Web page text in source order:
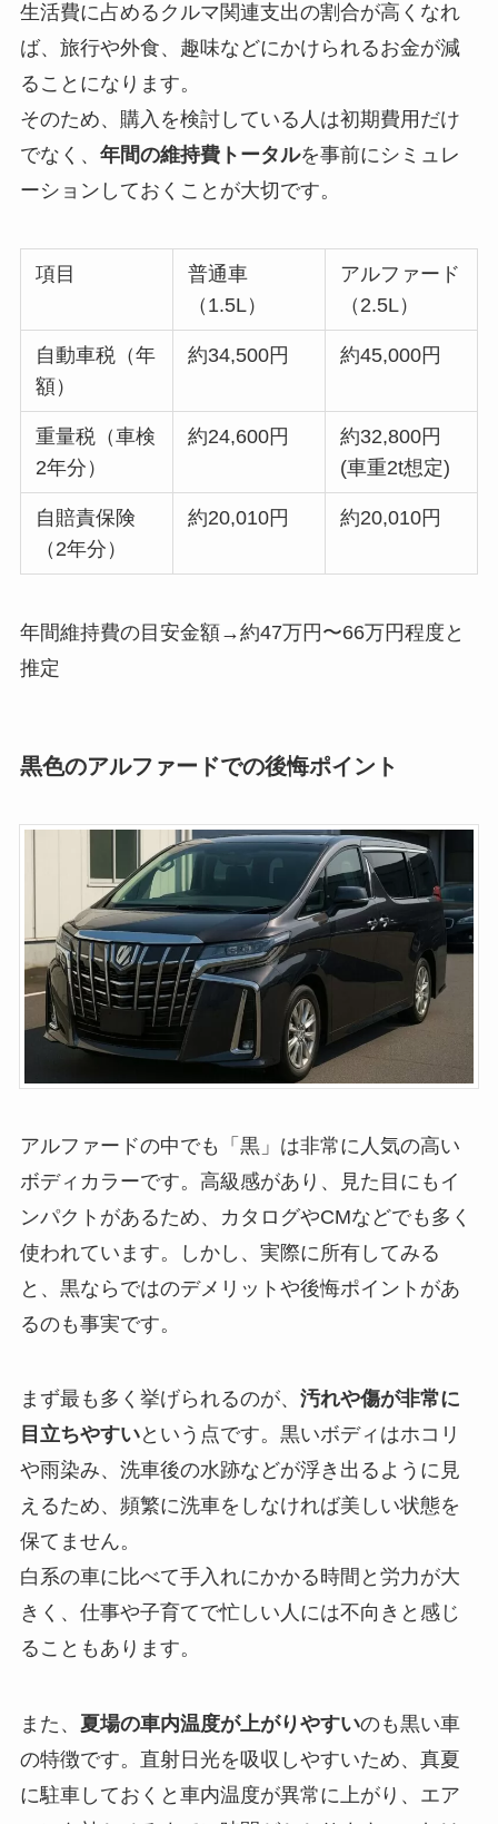
生活費に占めるクルマ関連支出の割合が高くなれ
ば、旅行や外食、趣味などにかけられるお金が減
ることになります。
そのため、購入を検討している人は初期費用だけ
でなく、 年間の維持費トータルを事前にシミュレ
ーションしておくことが大切です。
項目
普通車
（1.5L）
アルファード
（2.5L）
自動車税（年
額）
約34,500円 約45,000円
重量税（車検
2年分）
約24,600円
約32,800円
(車重2t想定)
自賠責保険
（2年分）
約20,010円 約20,010円
年間維持費の目安金額→約47万円〜66万円程度と
推定
黒色のアルファードでの後悔ポイント
アルファードの中でも「黒」は非常に人気の高い
ボディカラーです。高級感があり、見た目にもイ
ンパクトがあるため、カタログやCMなどでも多く
使われています。しかし、実際に所有してみる
と、黒ならではのデメリットや後悔ポイントがあ
るのも事実です。
まず最も多く挙げられるのが、 汚れや傷が非常に
目立ちやすいという点です。黒いボディはホコリ
や雨染み、洗車後の水跡などが浮き出るように見
えるため、頻繁に洗車をしなければ美しい状態を
保てません。
白系の車に比べて手入れにかかる時間と労力が大
きく、仕事や子育てで忙しい人には不向きと感じ
ることもあります。
また、 夏場の車内温度が上がりやすいのも黒い車
の特徴です。直射日光を吸収しやすいため、真夏
に駐車しておくと車内温度が異常に上がり、エア